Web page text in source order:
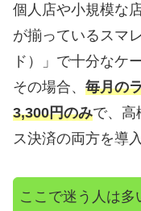
個人店や小規模な
が揃っているスマ
ド）」で十分なケ
その場合、 毎月の
3,300円のみで、高
ス決済の両方を導
ここで迷う人は